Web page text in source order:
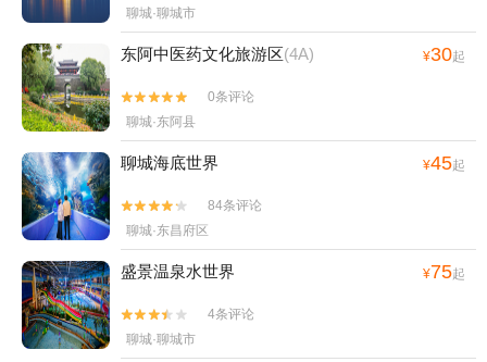
聊城·聊城市
东阿中医药文化旅游区(4A) ¥30起


0条评论
聊城·东阿县
聊城海底世界 ¥45起


84条评论
聊城·东昌府区
盛景温泉水世界 ¥75起


4条评论
聊城·聊城市